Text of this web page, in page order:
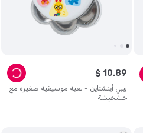
بيبي أينشتاين - لعبة موسيقية صغيرة مع
خشخيشة
$ 10.89